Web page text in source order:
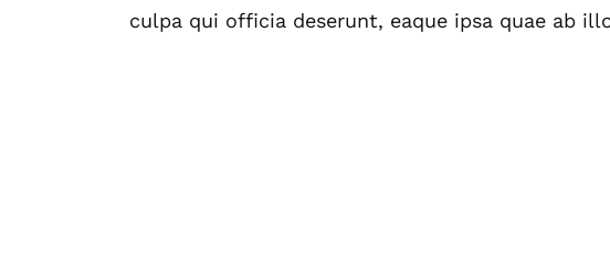
culpa qui officia deserunt, eaque ipsa quae ab